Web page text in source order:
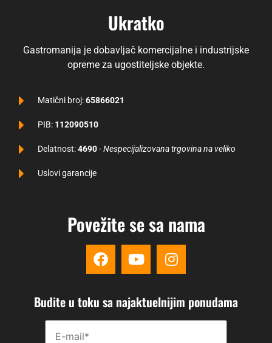
Ukratko
Gastromanija je dobavljač komercijalne i industrijske
opreme za ugostiteljske objekte.
Matični broj:65866021
PIB: 112090510
Delatnost:4690-Nespecijalizovana trgovina na veliko
Uslovi garancije
Povežite se sa nama
Budite u toku sa najaktuelnijim ponudama
Please disregard this field.